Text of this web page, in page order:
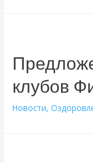
работников
государственных
учреждений
и
клубов
Новости,